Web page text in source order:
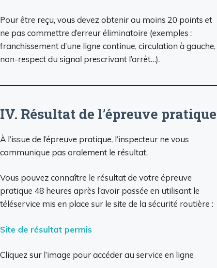
Pour être reçu, vous devez obtenir au moins 20 points et
ne pas commettre d’erreur éliminatoire (exemples :
franchissement d’une ligne continue, circulation à gauche,
non-respect du signal prescrivant l’arrêt…).
IV. Résultat de l’épreuve pratique
À l’issue de l’épreuve pratique, l’inspecteur ne vous
communique pas oralement le résultat.
Vous pouvez connaître le résultat de votre épreuve
pratique 48 heures après l’avoir passée en utilisant le
téléservice mis en place sur le site de la sécurité routière :
Site de résultat permis
Cliquez sur l’image pour accéder au service en ligne